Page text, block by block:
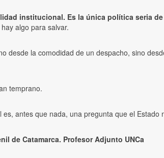
institucional. Es la única política seria
algo para salvar.
desde la comodidad de un despacho, sino
temprano.
antes que nada, una pregunta que el Estado
de Catamarca. Profesor Adjunto UNCa